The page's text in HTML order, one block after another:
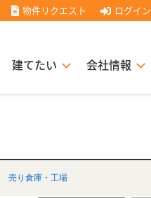
物件リクエスト ログイン
建てたい 会社情報
売り倉庫・工場